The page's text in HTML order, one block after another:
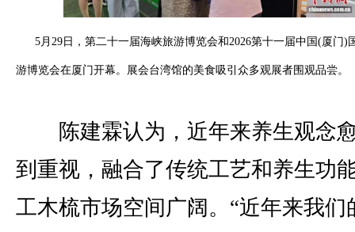
5月29日，第二十一届海峡旅游博览会和2026第十一届中国(厦门)
游博览会在厦门开幕。展会台湾馆的美食吸引众多观展者围观品尝
陈建霖认为，近年来养生观念
到重视，融合了传统工艺和养生功
工木梳市场空间广阔。“近年来我们